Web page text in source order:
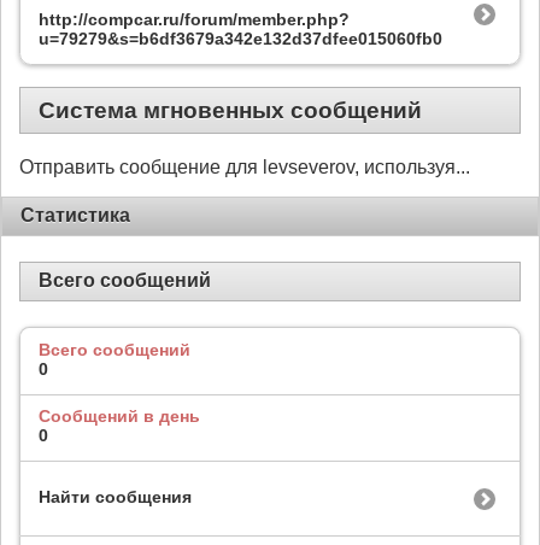
http://compcar.ru/forum/member.php?
u=79279&s=b6df3679a342e132d37dfee015060fb0
Система мгновенных сообщений
Отправить сообщение для levseverov, используя...
Статистика
Всего сообщений
Всего сообщений
0
Сообщений в день
0
Найти сообщения